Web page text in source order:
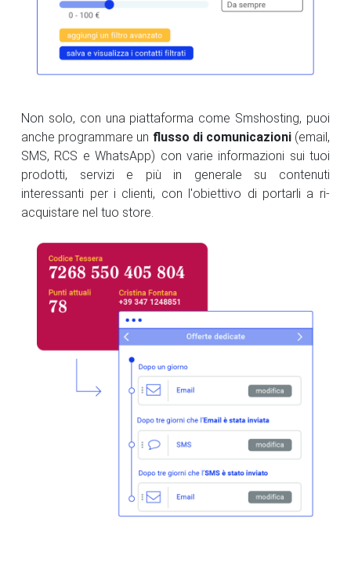
Non solo, con una piattaforma come Smshosting, puoi
anche programmare un flusso di comunicazioni(email,
SMS, RCS e WhatsApp) con varie informazioni sui tuoi
prodotti, servizi e più in generale su contenuti
interessanti per i clienti, con l'obiettivo di portarli a ri-
acquistare nel tuo store.